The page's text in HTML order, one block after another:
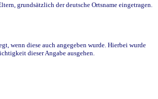
grundsätzlich der deutsche Ortsname eingetragen.
wenn diese auch angegeben wurde. Hierbei wurde
dieser Angabe ausgehen.